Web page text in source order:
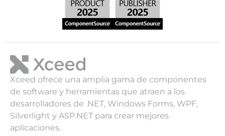
Xceed ofrece una amplia gama de componentes
de software y herramientas que atraen a los
desarrolladores de .NET, Windows Forms, WPF,
Silverlight y ASP.NET para crear mejores
aplicaciones.